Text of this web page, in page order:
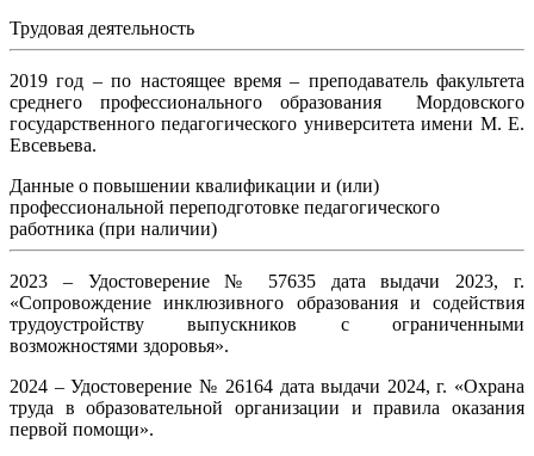
Трудовая деятельность
2019 год – по настоящее время – преподаватель факультета
среднего профессионального образования Мордовского
государственного педагогического университета имени М. Е.
Евсевьева.
Данные о повышении квалификации и (или)
профессиональной переподготовке педагогического
работника (при наличии)
2023 – Удостоверение № 57635 дата выдачи 2023, г.
«Сопровождение инклюзивного образования и содействия
трудоустройству выпускников с ограниченными
возможностями здоровья».
2024 – Удостоверение № 26164 дата выдачи 2024, г. «Охрана
труда в образовательной организации и правила оказания
первой помощи».